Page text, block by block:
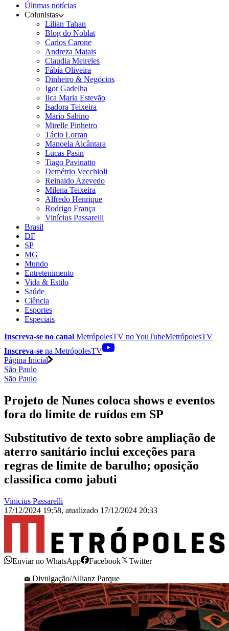
Últimas notícias
Colunistas
Lilian Tahan
Blog do Noblat
Carlos Carone
Andreza Matais
Claudia Meireles
Fábia Oliveira
Dinheiro & Negócios
Igor Gadelha
Ilca Maria Estevão
Isadora Teixeira
Mario Sabino
Mirelle Pinheiro
Tácio Lorran
Manoela Alcântara
Lucas Pasin
Tiago Pavinatto
Demétrio Vecchioli
Reinaldo Azevedo
Milena Teixeira
Alfredo Henrique
Rodrigo França
Vinícius Passarelli
Brasil
DF
SP
MG
Mundo
Entretenimento
Vida & Estilo
Saúde
Ciência
Esportes
Especiais
Inscreva-se no canal MetrópolesTV noYouTubeMetrópolesTV
Inscreva-se na MetrópolesTV
Página Inicial
São Paulo
São Paulo
Projeto de Nunes coloca shows e eventos
fora do limite de ruídos em SP
Substitutivo de texto sobre ampliação de
aterro sanitário inclui exceções para
regras de limite de barulho; oposição
classifica como jabuti
Vinicius Passarelli
17/12/2024 19:58, atualizado 17/12/2024 20:33
Enviar no WhatsApp Facebook
Twitter
Divulgação/Allianz Parque